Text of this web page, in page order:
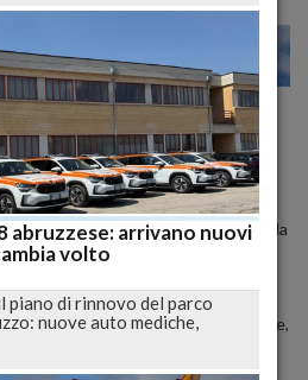
27
2015 06:32
make up artist Diego Dalla Palma.
ha programmato già la sua dipartita, la
più di una volta questa mia
ad EXIT, proprio perché voglio
del mio esistere. Qualcuno vuole
chiamiamolo suicidio! Per me,
abruzzese: arrivano nuovi
volto
piano di rinnovo del parco
nuove auto mediche,